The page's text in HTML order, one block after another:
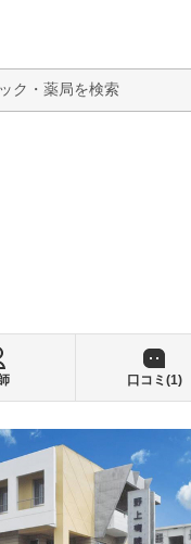
検索
口コミ(1)